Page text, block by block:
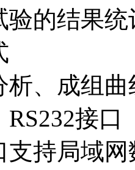
验的结果
析、成组
接口
支持局域